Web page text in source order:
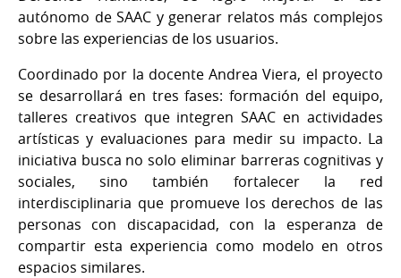
autónomo de SAAC y generar relatos más complejos
sobre las experiencias de los usuarios.
Coordinado por la docente Andrea Viera, el proyecto
se desarrollará en tres fases: formación del equipo,
talleres creativos que integren SAAC en actividades
artísticas y evaluaciones para medir su impacto. La
iniciativa busca no solo eliminar barreras cognitivas y
sociales, sino también fortalecer la red
interdisciplinaria que promueve los derechos de las
personas con discapacidad, con la esperanza de
compartir esta experiencia como modelo en otros
espacios similares.